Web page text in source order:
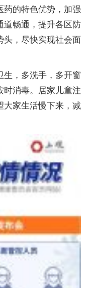
药的特色优势，加强
道畅通，提升各区防
头，尽快实现社会面
生，多洗手，多开窗
时消毒。居家儿童注
大家生活慢下来，减